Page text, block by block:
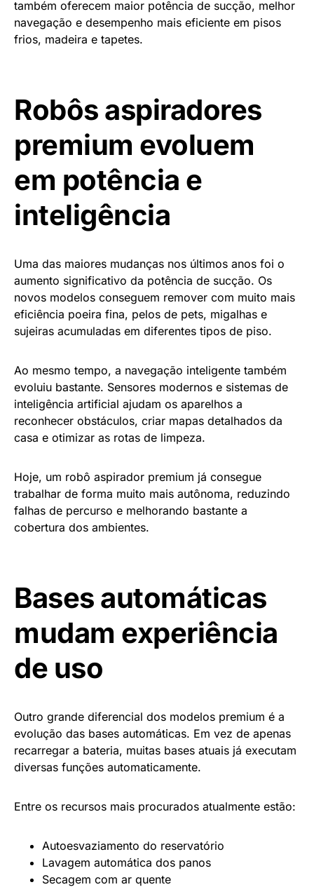
também oferecem maior potência de sucção, melhor
navegação e desempenho mais eficiente em pisos
frios, madeira e tapetes.
Robôs aspiradores
premium evoluem
em potência e
inteligência
Uma das maiores mudanças nos últimos anos foi o
aumento significativo da potência de sucção. Os
novos modelos conseguem remover com muito mais
eficiência poeira fina, pelos de pets, migalhas e
sujeiras acumuladas em diferentes tipos de piso.
Ao mesmo tempo, a navegação inteligente também
evoluiu bastante. Sensores modernos e sistemas de
inteligência artificial ajudam os aparelhos a
reconhecer obstáculos, criar mapas detalhados da
casa e otimizar as rotas de limpeza.
Hoje, um robô aspirador premium já consegue
trabalhar de forma muito mais autônoma, reduzindo
falhas de percurso e melhorando bastante a
cobertura dos ambientes.
Bases automáticas
mudam experiência
de uso
Outro grande diferencial dos modelos premium é a
evolução das bases automáticas. Em vez de apenas
recarregar a bateria, muitas bases atuais já executam
diversas funções automaticamente.
Entre os recursos mais procurados atualmente estão:
Autoesvaziamento do reservatório
Lavagem automática dos panos
Secagem com ar quente